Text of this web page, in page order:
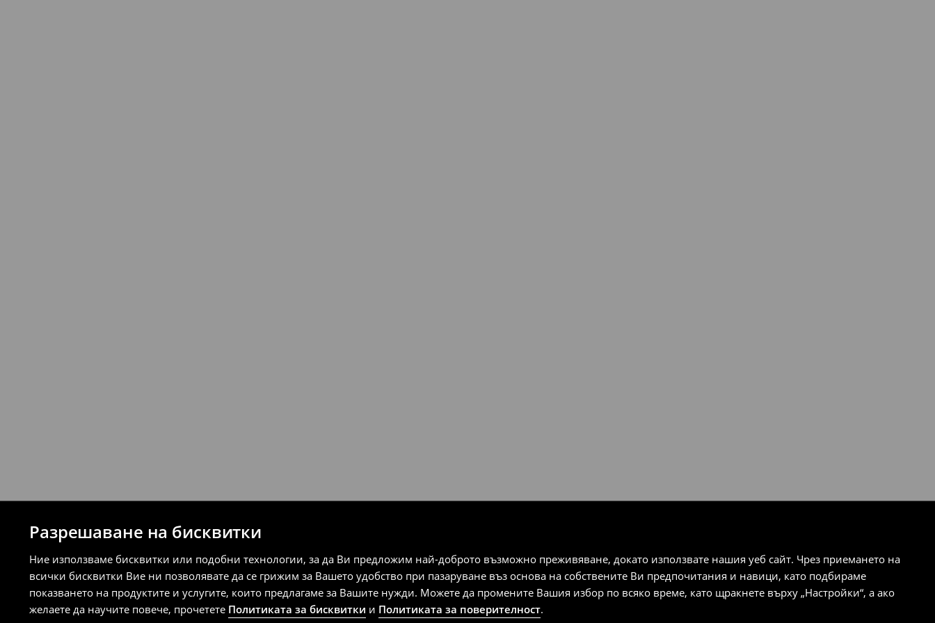
Разрешаване на бисквитки
Ние използваме бисквитки или подобни технологии, за да Ви предложим най-доброто възможно преживяване, докато използвате нашия уеб сайт. Чрез приемането на
всички бисквитки Вие ни позволявате да се грижим за Вашето удобство при пазаруване въз основа на собствените Ви предпочитания и навици, като подбираме
показването на продуктите и услугите, които предлагаме за Вашите нужди. Можете да промените Вашия избор по всяко време, като щракнете върху „Настройки“, а ако
желаете да научите повече, прочетете Политиката за бисквитки и Политиката за поверителност.